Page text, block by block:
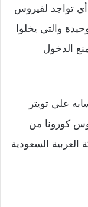
تواجد لفيروس
والتي يخلوا
الدخول
على تويتر
كورونا من
السعودية